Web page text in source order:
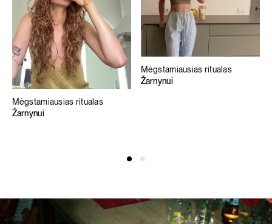
Mėgstamiausias ritualas
Žarnynui
Mėgstamiausias ritualas
Žarnynui